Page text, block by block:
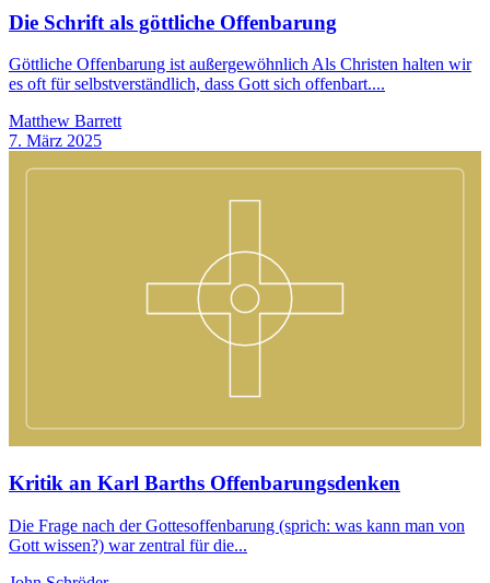
Die Schrift als göttliche Offenbarung
Göttliche Offenbarung ist außergewöhnlich Als Christen halten wir
es oft für selbstverständlich, dass Gott sich offenbart....
Matthew Barrett
7. März 2025
Kritik an Karl Barths Offenbarungsdenken
Die Frage nach der Gottesoffenbarung (sprich: was kann man von
Gott wissen?) war zentral für die...